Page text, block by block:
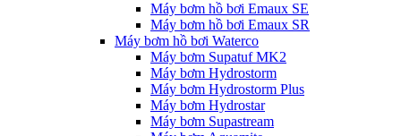
Máy bơm hồ bơi Emaux SE
Máy bơm hồ bơi Emaux SR
Máy bơm hồ bơi Waterco
Máy bơm Supatuf MK2
Máy bơm Hydrostorm
Máy bơm Hydrostorm Plus
Máy bơm Hydrostar
Máy bơm Supastream